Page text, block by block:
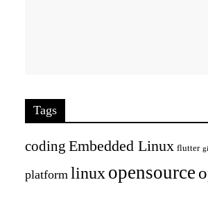
Tags
coding Embedded Linux flutter
platform linux opensource